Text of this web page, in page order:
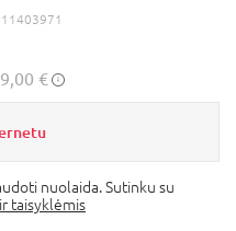
€
nuolaida. Sutinku su
taisyklėmis